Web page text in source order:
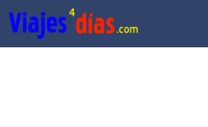
Saltar
al
contenido